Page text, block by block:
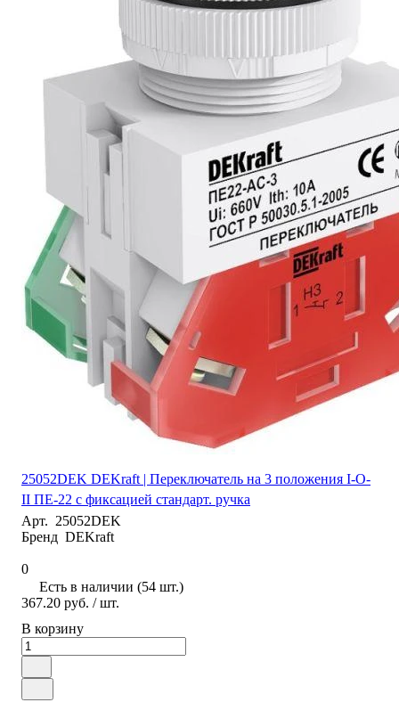
25052DEK DEKraft | Переключатель на 3 положения I-O-
II ПЕ-22 с фиксацией стандарт. ручка
Арт. 25052DEK
Бренд DEKraft
0
Есть в наличии (54 шт.)
367.20 руб. / шт.
В корзину